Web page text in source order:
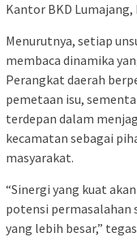
Kantor BKD Lumajang,
Menurutnya, setiap
membaca dinamika
Perangkat daerah
pemetaan isu,
terdepan dalam
kecamatan sebagai
masyarakat.
“Sinergi yang kuat
potensi permasalahan
yang lebih besar,”